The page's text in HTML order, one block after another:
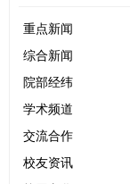
重点新闻
综合新闻
院部经纬
学术频道
交流合作
校友资讯